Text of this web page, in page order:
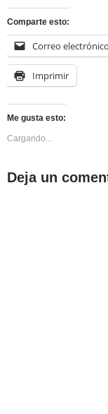
Comparte esto:
Correo electrónico
Imprimir
Me gusta esto:
Cargando...
Deja un